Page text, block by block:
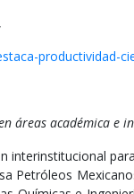
productividad-
áreas académica e
interinstitucional
Petróleos